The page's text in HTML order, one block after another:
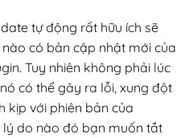
tự động rất hữu ích sẽ
có bản cập nhật mới của
Tuy nhiên không phải lúc
có thể gây ra lỗi, xung đột
kịp với phiên bản của
do nào đó bạn muốn tắt